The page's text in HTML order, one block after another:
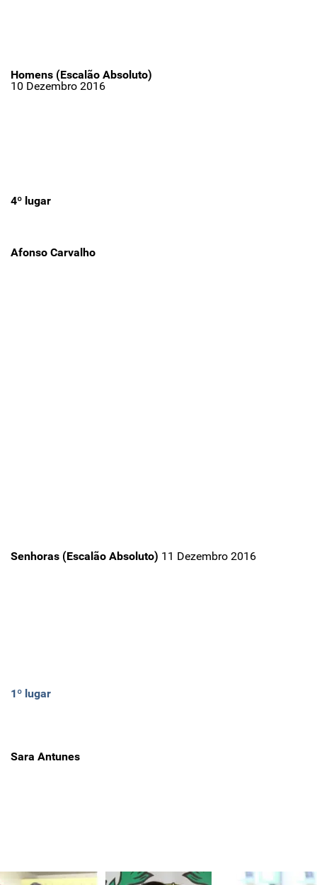
Homens (Escalão Absoluto)
10 Dezembro 2016
4º lugar
Afonso Carvalho
Senhoras (Escalão Absoluto) 11 Dezembro 2016
1º lugar
Sara Antunes